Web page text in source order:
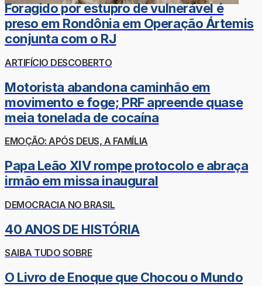
Foragido por estupro de vulnerável é
preso em Rondônia em Operação Ártemis
conjunta com o RJ
ARTIFÍCIO DESCOBERTO
Motorista abandona caminhão em
movimento e foge; PRF apreende quase
meia tonelada de cocaína
EMOÇÃO: APÓS DEUS, A FAMÍLIA
Papa Leão XIV rompe protocolo e abraça
irmão em missa inaugural
DEMOCRACIA NO BRASIL
40 ANOS DE HISTÓRIA
SAIBA TUDO SOBRE
O Livro de Enoque que Chocou o Mundo